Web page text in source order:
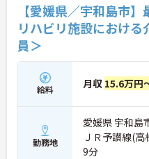
【愛媛県／宇和島市
リハビリ施設におけ
員＞
給料 月収 15.6万円
勤務地
愛媛県 宇和島
ＪＲ予讃線(
9分